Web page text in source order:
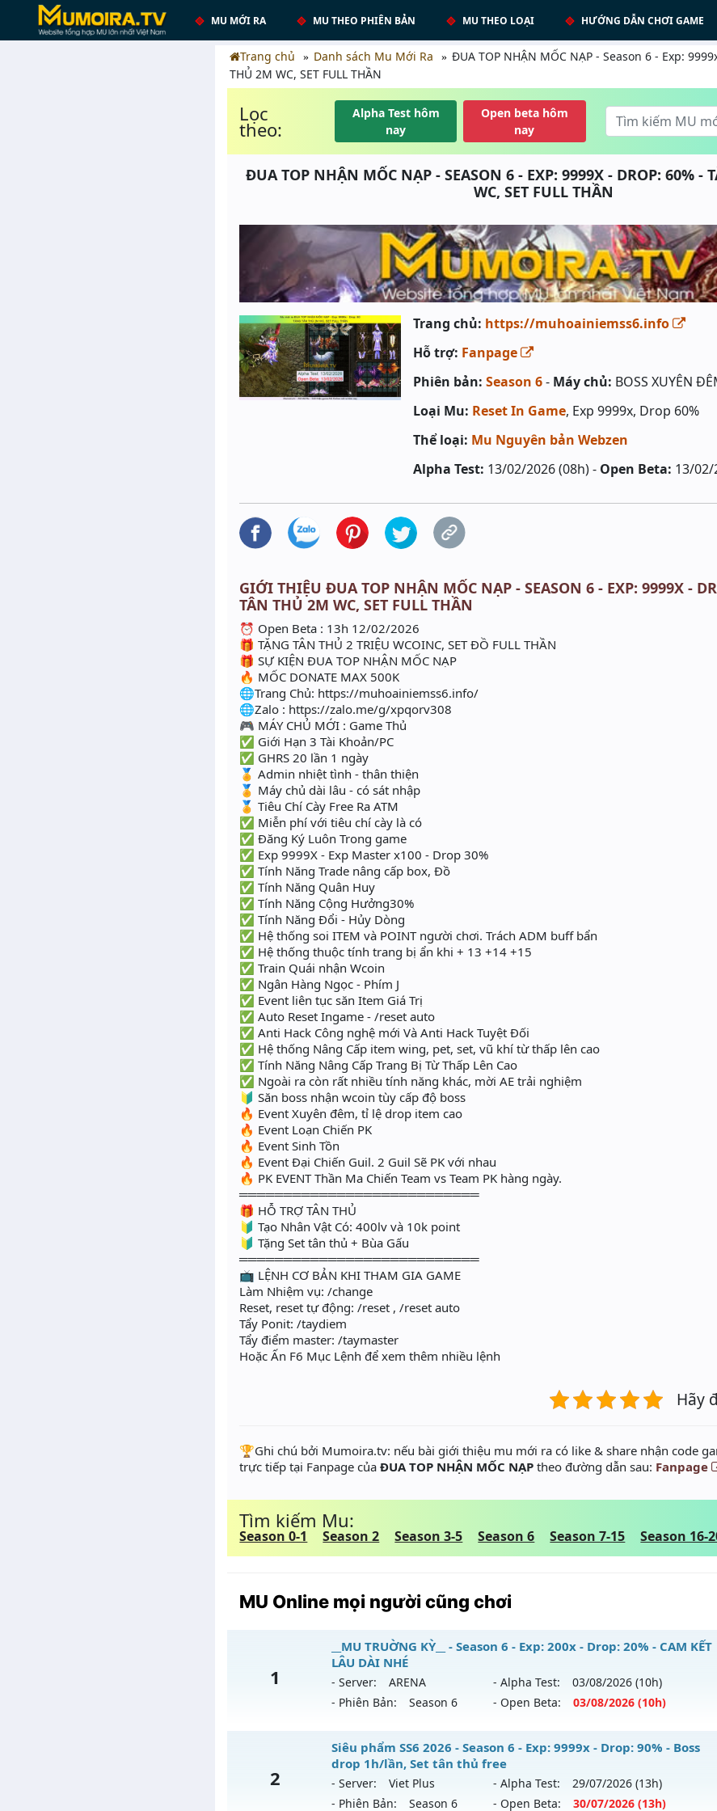
MU MỚI RA MU THEO PHIÊN BẢN MU THEO LOẠI HƯỚNG DẪN CHƠI GAME
Trang chủ Danh sách Mu Mới Ra
ĐUA TOP NHẬN MỐC NẠP - Season 6 - Exp:
THỦ 2M WC, SET FULL THẦN
Lọc
theo:
Alpha Test hôm
nay
Open beta hôm
nay
ĐUA TOP NHẬN MỐC NẠP - SEASON 6 - EXP: 9999X - DROP: 60% -
WC, SET FULL THẦN
Trang chủ: https://muhoainiemss6.info
Hỗ trợ: Fanpage
Phiên bản: Season 6- Máy chủ: BOSS XUYÊN
Loại Mu: Reset In Game, Exp 9999x, Drop 60%
Thể loại: Mu Nguyên bản Webzen
Alpha Test: 13/02/2026 (08h) - Open Beta: 13/02/
GIỚI THIỆU ĐUA TOP NHẬN MỐC NẠP - SEASON 6 - EXP: 9999X -
TÂN THỦ 2M WC, SET FULL THẦN
⏰ Open Beta : 13h 12/02/2026
🎁 TẶNG TÂN THỦ 2 TRIỆU WCOINC, SET ĐỒ FULL THẦN
🎁 SỰ KIỆN ĐUA TOP NHẬN MỐC NẠP
🔥 MỐC DONATE MAX 500K
🌐Trang Chủ: https://muhoainiemss6.info/
🌐Zalo : https://zalo.me/g/xpqorv308
🎮 MÁY CHỦ MỚI : Game Thủ
✅ Giới Hạn 3 Tài Khoản/PC
✅ GHRS 20 lần 1 ngày
🏅 Admin nhiệt tình - thân thiện
🏅 Máy chủ dài lâu - có sát nhập
🏅 Tiêu Chí Cày Free Ra ATM
✅ Miễn phí với tiêu chí cày là có
✅ Đăng Ký Luôn Trong game
✅ Exp 9999X - Exp Master x100 - Drop 30%
✅ Tính Năng Trade nâng cấp box, Đồ
✅ Tính Năng Quân Huy
✅ Tính Năng Cộng Hưởng30%
✅ Tính Năng Đổi - Hủy Dòng
✅ Hệ thống soi ITEM và POINT người chơi. Trách ADM buff bẩn
✅ Hệ thống thuộc tính trang bị ẩn khi + 13 +14 +15
✅ Train Quái nhận Wcoin
✅ Ngân Hàng Ngọc - Phím J
✅ Event liên tục săn Item Giá Trị
✅ Auto Reset Ingame - /reset auto
✅ Anti Hack Công nghệ mới Và Anti Hack Tuyệt Đối
✅ Hệ thống Nâng Cấp item wing, pet, set, vũ khí từ thấp lên cao
✅ Tính Năng Nâng Cấp Trang Bị Từ Thấp Lên Cao
✅ Ngoài ra còn rất nhiều tính năng khác, mời AE trải nghiệm
🔰 Săn boss nhận wcoin tùy cấp độ boss
🔥 Event Xuyên đêm, tỉ lệ drop item cao
🔥 Event Loạn Chiến PK
🔥 Event Sinh Tồn
🔥 Event Đại Chiến Guil. 2 Guil Sẽ PK với nhau
🔥 PK EVENT Thần Ma Chiến Team vs Team PK hàng ngày.
═══════════════════════════
🎁 HỖ TRỢ TÂN THỦ
🔰 Tạo Nhân Vật Có: 400lv và 10k point
🔰 Tặng Set tân thủ + Bùa Gấu
═══════════════════════════
📺 LỆNH CƠ BẢN KHI THAM GIA GAME
Làm Nhiệm vụ: /change
Reset, reset tự động: /reset , /reset auto
Tẩy Ponit: /taydiem
Tẩy điểm master: /taymaster
Hoặc Ấn F6 Mục Lệnh để xem thêm nhiều lệnh
Hãy
️🏆Ghi chú bởi Mumoira.tv: nếu bài giới thiệu mu mới ra có like & share nhận code
trực tiếp tại Fanpage củaĐUA TOP NHẬN MỐC NẠP theo đường dẫn sau: Fanpage
Tìm kiếm Mu:
Season 0-1 Season 2 Season 3-5 Season 6 Season 7-15 Season 16-
MU Online mọi người cũng chơi
1
__MU TRUỜNG KỲ__ - Season 6 - Exp: 200x - Drop: 20% - CAM KẾT
LÂU DÀI NHÉ
- Server: ARENA - Alpha Test: 03/08/2026 (10h)
- Phiên Bản:
Season 6 - Open Beta: 03/08/2026 (10h)
__MU TRUỜNG KỲ__ - CAM KẾT LÂU DÀI NHÉ
Mu mới ra tháng 08 2026 - Mở máy chủARENA vào 10h
Exp: 200x - Drop: 20%
2
Siêu phẩm SS6 2026 - Season 6 - Exp: 9999x - Drop: 90% - Boss
drop 1h/lần, Set tân thủ free
- Server: Viet Plus - Alpha Test: 29/07/2026 (13h)
- Phiên Bản:
Season 6 - Open Beta: 30/07/2026 (13h)